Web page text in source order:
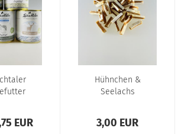
EUR
Hühnchen &
Seelachs
3,00 EUR